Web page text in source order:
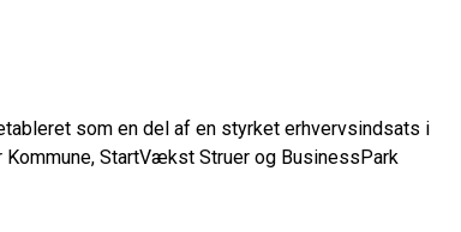
som en del af en styrket erhvervsindsats i
StartVækst Struer og BusinessPark